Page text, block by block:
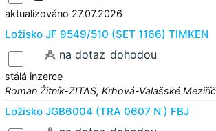
aktualizováno 27.07.2026
Ložisko JF 9549/510 (SET 1166) TIMKEN
na dotaz dohodou
stálá inzerce
Roman Žitník-ZITAS, Krhová-Valašské
Ložisko JGB6004 (TRA 0607 N ) FBJ